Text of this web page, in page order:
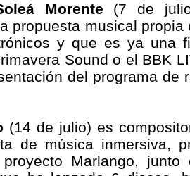
Morente (7 de
propuesta musical
y que es ya una
Sound o el BBK
del programa de
(14 de julio) es
de música inmersiva,
Marlango,